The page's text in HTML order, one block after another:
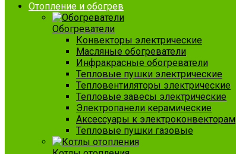
Отопление и обогрев
Обогреватели
Конвекторы электрические
Масляные обогреватели
Инфракрасные обогреватели
Тепловые пушки электрические
Тепловентиляторы электрические
Тепловые завесы электрические
Электропанели керамические
Аксессуары к электроконвекторам
Тепловые пушки газовые